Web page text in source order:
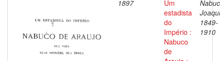
1897
Um
estadista
do
Império :
Nabuco
de
1849-
1910